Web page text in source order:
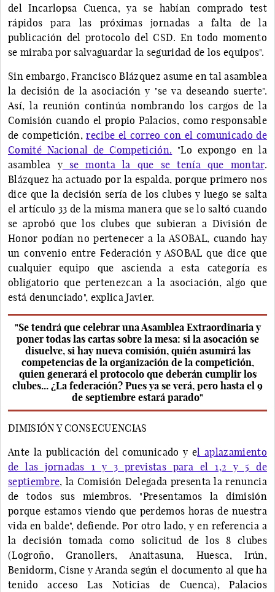
del Incarlopsa Cuenca, ya se habían comprado test
rápidos para las próximas jornadas a falta de la
publicación del protocolo del CSD. En todo momento
se miraba por salvaguardar la seguridad de los equipos".
Sin embargo, Francisco Blázquez asume en tal asamblea
la decisión de la asociación y "se va deseando suerte".
Así, la reunión continúa nombrando los cargos de la
Comisión cuando el propio Palacios, como responsable
de competición,recibe el correo con el comunicado de
Comité Nacional de Competición. "Lo expongo en la
asamblea yse monta la que se tenía que montar.
Blázquez ha actuado por la espalda, porque primero nos
dice que la decisión sería de los clubes y luego se salta
el artículo 33 de la misma manera que se lo saltó cuando
se aprobó que los clubes que subieran a División de
Honor podían no pertenecer a la ASOBAL, cuando hay
un convenio entre Federación y ASOBAL que dice que
cualquier equipo que ascienda a esta categoría es
obligatorio que pertenezcan a la asociación, algo que
está denunciado", explica Javier.
"Se tendrá que celebrar una Asamblea Extraordinaria y
poner todas las cartas sobre la mesa: si la asocación se
disuelve, si hay nueva comisión, quién asumirá las
competencias de la organización de la competición,
quien generará el protocolo que deberán cumplir los
clubes... ¿La federación? Pues ya se verá, pero hasta el 9
de septiembre estará parado"
DIMISIÓN Y CONSECUENCIAS
Ante la publicación del comunicado y el aplazamiento
de las jornadas 1 y 3 previstas para el 1,2 y 5 de
septiembre, la Comisión Delegada presenta la renuncia
de todos sus miembros. "Presentamos la dimisión
porque estamos viendo que perdemos horas de nuestra
vida en balde", defiende. Por otro lado, y en referencia a
la decisión tomada como solicitud de los 8 clubes
(Logroño, Granollers, Anaitasuna, Huesca, Irún,
Benidorm, Cisne y Aranda según el documento al que ha
tenido acceso Las Noticias de Cuenca), Palacios